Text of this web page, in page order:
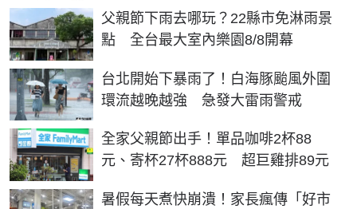
父親節下雨去哪玩？22縣市免淋雨景
點 全台最大室內樂園8/8開幕
台北開始下暴雨了！白海豚颱風外圍
環流越晚越強 急發大雷雨警戒
全家父親節出手！單品咖啡2杯88
元、寄杯27杯888元 超巨雞排89元
暑假每天煮快崩潰！家長瘋傳「好市